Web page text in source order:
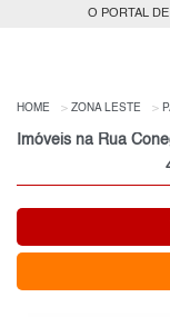
O PORTAL
HOME ZONA LESTE